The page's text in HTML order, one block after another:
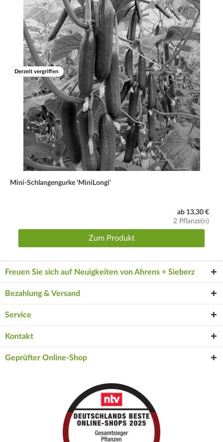
Derzeit vergriffen
Mini-Schlangengurke 'MiniLongi'
ab 13,30 €
2 Pflanze(n)
Zum Produkt
Freuen Sie sich auf Neuigkeiten von Ahrens + Sieberz
Bezahlung & Versand
Service
Kontakt
Geprüfter Online-Shop